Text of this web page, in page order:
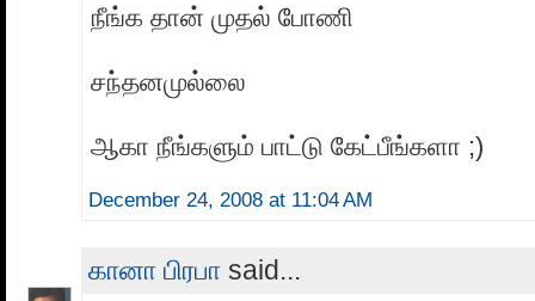
நீங்க தான் முதல் போணி
சந்தனமுல்லை
ஆகா நீங்களும் பாட்டு கேட்பீங்களா ;)
December 24, 2008 at 11:04 AM
கானா பிரபா said...